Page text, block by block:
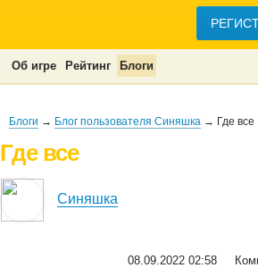
Об игре Рейтинг Блоги
Блоги → Блог пользователя Синяшка → Где все
Где все
Синяшка
08.09.2022 02:58